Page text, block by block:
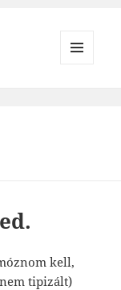
kell,
tipizált)